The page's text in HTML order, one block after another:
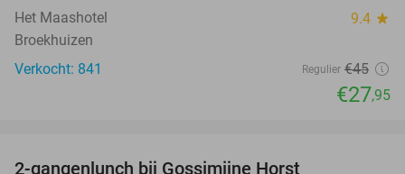
Het Maashotel 9.4 star
Broekhuizen
Verkocht: 841
Regulier €45
€27,95
2-gangenlunch bij Gossimijne Horst